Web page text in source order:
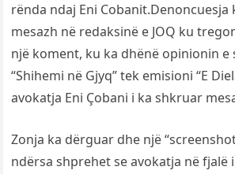
rënda ndaj Eni
mesazh në redaksinë e JOQ ku
një koment, ku ka dhënë opinionin
“Shihemi në Gjyq” tek emisioni “E
avokatja Eni Çobani i ka shkruar
Zonja ka dërguar dhe një
ndërsa shprehet se avokatja në fjalë